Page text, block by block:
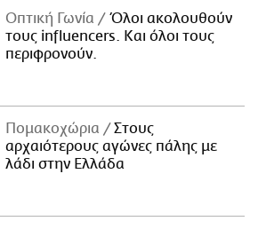
Οπτική Γωνία
Όλοι ακολουθούν
τους influencers. Και όλοι τους
περιφρονούν.
Πομακοχώρια
Στους
αρχαιότερους αγώνες πάλης με
λάδι στην Ελλάδα